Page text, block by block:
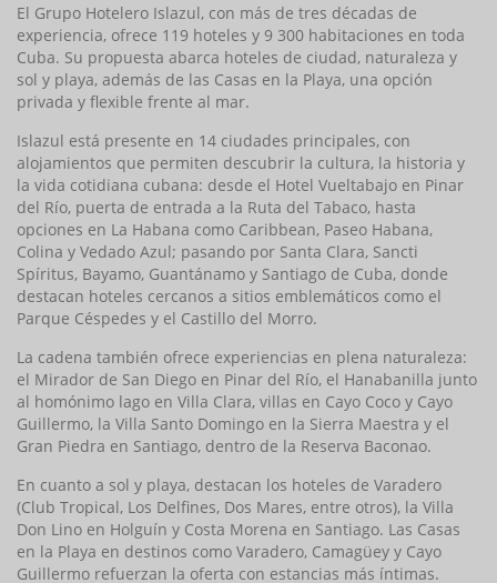
El Grupo Hotelero Islazul, con más de tres décadas de
experiencia, ofrece 119 hoteles y 9 300 habitaciones en toda
Cuba. Su propuesta abarca hoteles de ciudad, naturaleza y
sol y playa, además de las Casas en la Playa, una opción
privada y flexible frente al mar.
Islazul está presente en 14 ciudades principales, con
alojamientos que permiten descubrir la cultura, la historia y
la vida cotidiana cubana: desde el Hotel Vueltabajo en Pinar
del Río, puerta de entrada a la Ruta del Tabaco, hasta
opciones en La Habana como Caribbean, Paseo Habana,
Colina y Vedado Azul; pasando por Santa Clara, Sancti
Spíritus, Bayamo, Guantánamo y Santiago de Cuba, donde
destacan hoteles cercanos a sitios emblemáticos como el
Parque Céspedes y el Castillo del Morro.
La cadena también ofrece experiencias en plena naturaleza:
el Mirador de San Diego en Pinar del Río, el Hanabanilla junto
al homónimo lago en Villa Clara, villas en Cayo Coco y Cayo
Guillermo, la Villa Santo Domingo en la Sierra Maestra y el
Gran Piedra en Santiago, dentro de la Reserva Baconao.
En cuanto a sol y playa, destacan los hoteles de Varadero
(Club Tropical, Los Delfines, Dos Mares, entre otros), la Villa
Don Lino en Holguín y Costa Morena en Santiago. Las Casas
en la Playa en destinos como Varadero, Camagüey y Cayo
Guillermo refuerzan la oferta con estancias más íntimas.